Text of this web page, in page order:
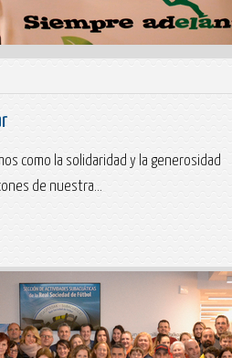
como la solidaridad y la generosidad
de nuestra...